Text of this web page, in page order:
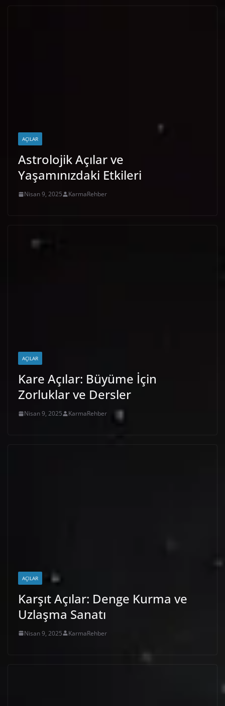
AÇILAR
Astrolojik Açılar ve
Yaşamınızdaki Etkileri
Nisan 9, 2025 KarmaRehber
AÇILAR
Kare Açılar: Büyüme İçin
Zorluklar ve Dersler
Nisan 9, 2025 KarmaRehber
AÇILAR
Karşıt Açılar: Denge Kurma ve
Uzlaşma Sanatı
Nisan 9, 2025 KarmaRehber